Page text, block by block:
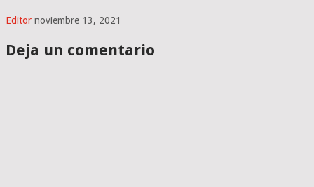
Editor noviembre 13, 2021
Deja un comentario